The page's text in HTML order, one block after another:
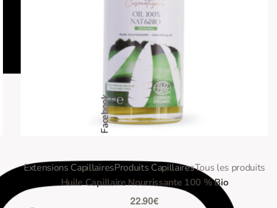
Note0sur 5
Extensions CapillairesProduits CapillairesTous les produits
Huile Capillaire Nourrissante 100 % Bio
22.90€
Facebook